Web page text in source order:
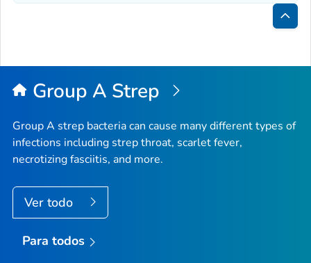
la
Group A Strep
Group A strep bacteria can cause many different types of
infections including strep throat, scarlet fever,
necrotizing fasciitis, and more.
Ver todo
Para todos